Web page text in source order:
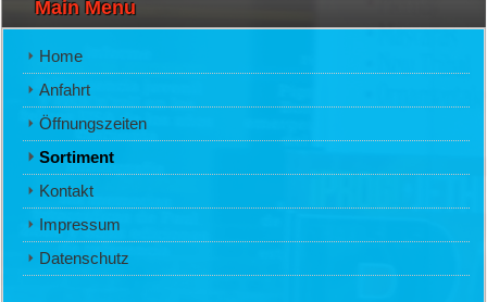
Main Menu
Home
Anfahrt
Öffnungszeiten
Sortiment
Kontakt
Impressum
Datenschutz